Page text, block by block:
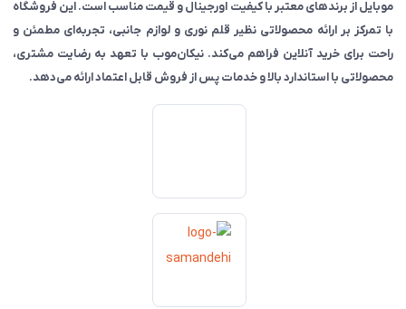
موبایل از برندهای معتبر با کیفیت اورجینال و قیمت مناسب است. این فروشگاه
با تمرکز بر ارائه محصولاتی نظیر قلم نوری و لوازم جانبی، تجربه‌ای مطمئن و
راحت برای خرید آنلاین فراهم می‌کند. نیکان‌موب با تعهد به رضایت مشتری،
محصولاتی با استاندارد بالا و خدمات پس از فروش قابل اعتماد ارائه می‌دهد.